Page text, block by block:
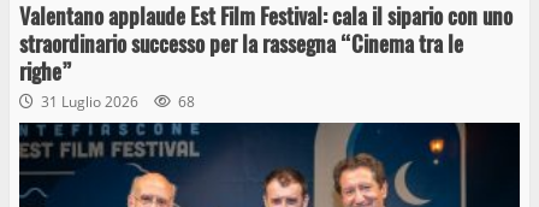
Valentano applaude Est Film Festival: cala il sipario con uno
straordinario successo per la rassegna “Cinema tra le
righe”
31 Luglio 2026 68